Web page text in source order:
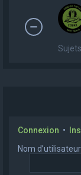
Connexion •
Nom